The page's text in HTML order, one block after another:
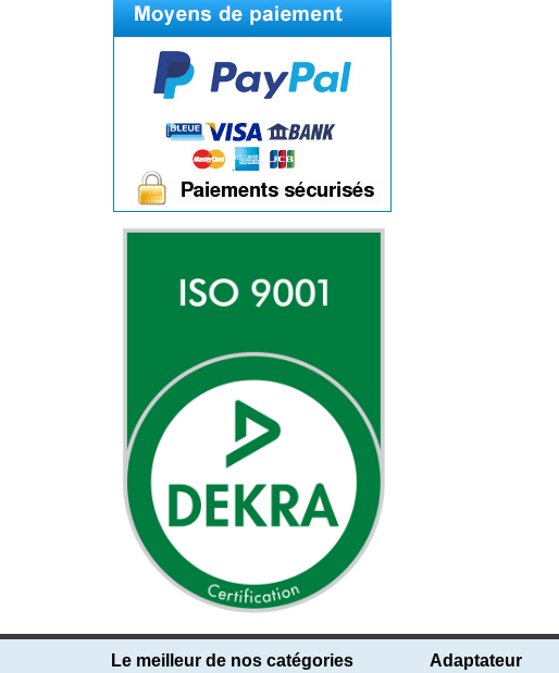
Le meilleur de nos catégories Adaptateur